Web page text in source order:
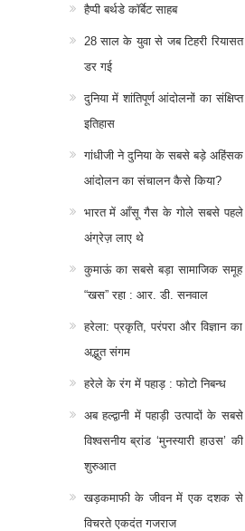
हैप्पी बर्थडे कॉर्बेट साहब
28 साल के युवा से जब टिहरी रियासत
डर गई
दुनिया में शांतिपूर्ण आंदोलनों का संक्षिप्त
इतिहास
गांधीजी ने दुनिया के सबसे बड़े अहिंसक
आंदोलन का संचालन कैसे किया?
भारत में आँसू गैस के गोले सबसे पहले
अंग्रेज़ लाए थे
कुमाऊं का सबसे बड़ा सामाजिक समूह
“खस” रहा : आर. डी. सनवाल
हरेला: प्रकृति, परंपरा और विज्ञान का
अद्भुत संगम
हरेले के रंग में पहाड़ : फोटो निबन्ध
अब हल्द्वानी में पहाड़ी उत्पादों के सबसे
विश्वसनीय ब्रांड ‘मुनस्यारी हाउस’ की
शुरुआत
खड़कमाफी के जीवन में एक दशक से
विचरते एकदंत गजराज